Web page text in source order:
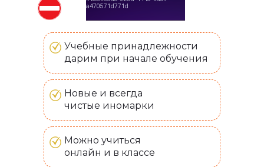
Учебные принадлежности
дарим при начале обучения
Новые и всегда
чистые иномарки
Можно учиться
онлайн и в классе